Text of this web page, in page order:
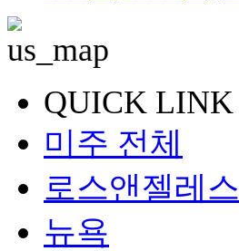
QUICK LINK
미주 전체
로스앤젤레스
뉴욕